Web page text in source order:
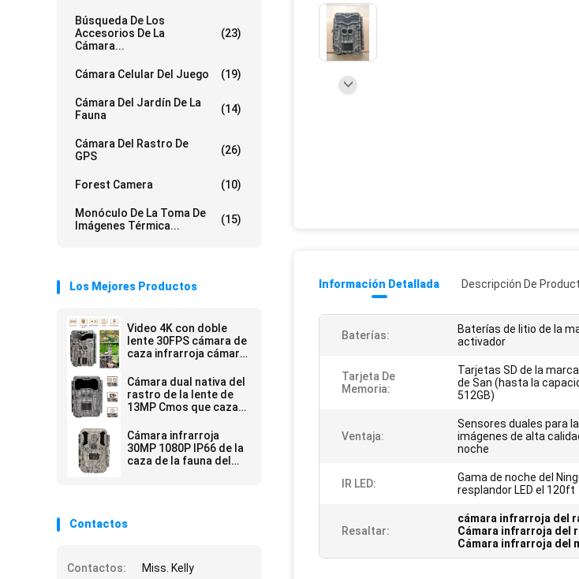
Búsqueda De Los
Accesorios De La
Cámara...
(23)
Cámara Celular Del Juego (19)
Cámara Del Jardín De La
Fauna
(14)
Cámara Del Rastro De
GPS
(26)
Forest Camera (10)
Monóculo De La Toma De
Imágenes Térmica...
(15)
Los Mejores Productos
Video 4K con doble
lente 30FPS cámara de
caza infrarroja cámara
Cámara dual nativa del
rastro de la lente de
13MP Cmos que caza
de la cámara 0.3s
cerca Vision
Cámara infrarroja
30MP 1080P IP66 de la
caza de la fauna del
Contactos
Contactos:
Miss. Kelly
Información Detallada Descripción De
Baterías:
Baterías de litio de la
activador
Tarjeta De
Memoria:
Tarjetas SD de la
de San (hasta la
512GB)
Ventaja:
Sensores duales para
imágenes de alta
noche
IR LED:
Gama de noche del
resplandor LED el 120ft
Resaltar:
cámara infrarroja del
Cámara infrarroja del
Cámara infrarroja del